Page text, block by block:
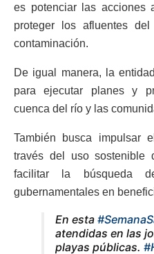
es potenciar las acciones
proteger los afluentes del
contaminación.
De igual manera, la
para ejecutar planes y
cuenca del río y las
También busca impulsar
través del uso sostenible
facilitar la búsqueda
gubernamentales en
En esta
atendidas en las
playas públicas.